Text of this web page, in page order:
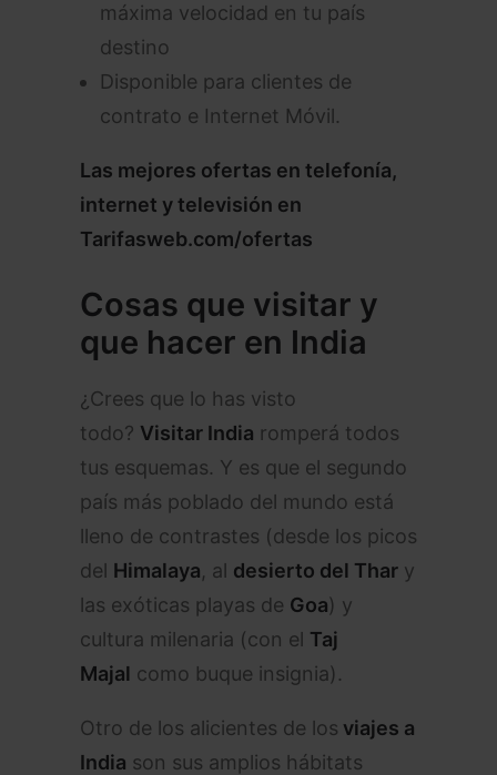
máxima velocidad en tu país
destino
Disponible para clientes de
contrato e Internet Móvil.
Las mejores ofertas en telefonía,
internet y televisión en
Tarifasweb.com/ofertas
Cosas que visitar y
que hacer en India
¿Crees que lo has visto
todo? Visitar India romperá todos
tus esquemas. Y es que el segundo
país más poblado del mundo está
lleno de contrastes (desde los picos
del Himalaya, al desierto del Thar y
las exóticas playas de Goa) y
cultura milenaria (con el Taj
Majal como buque insignia).
Otro de los alicientes de los viajes a
India son sus amplios hábitats